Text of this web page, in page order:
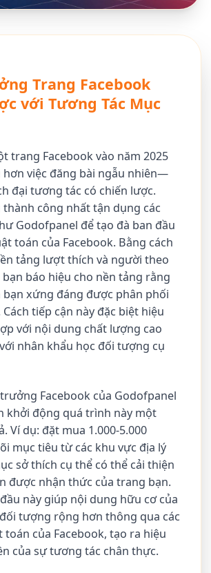
Trang Facebook
với Tương Tác Mục
trang Facebook vào năm 2025
hơn việc đăng bài ngẫu nhiên—
đại tương tác có chiến lược.
công nhất tận dụng các
Godofpanel để tạo đà ban đầu
toán của Facebook. Bằng cách
tảng lượt thích và người theo
báo hiệu cho nền tảng rằng
bạn xứng đáng được phân phối
tiếp cận này đặc biệt hiệu
với nội dung chất lượng cao
nhân khẩu học đối tượng cụ
Facebook của Godofpanel
khởi động quá trình này một
Ví dụ: đặt mua 1.000-5.000
mục tiêu từ các khu vực địa lý
sở thích cụ thể có thể cải thiện
được nhận thức của trang bạn.
này giúp nội dung hữu cơ của
tượng rộng hơn thông qua các
của Facebook, tạo ra hiệu
của sự tương tác chân thực.